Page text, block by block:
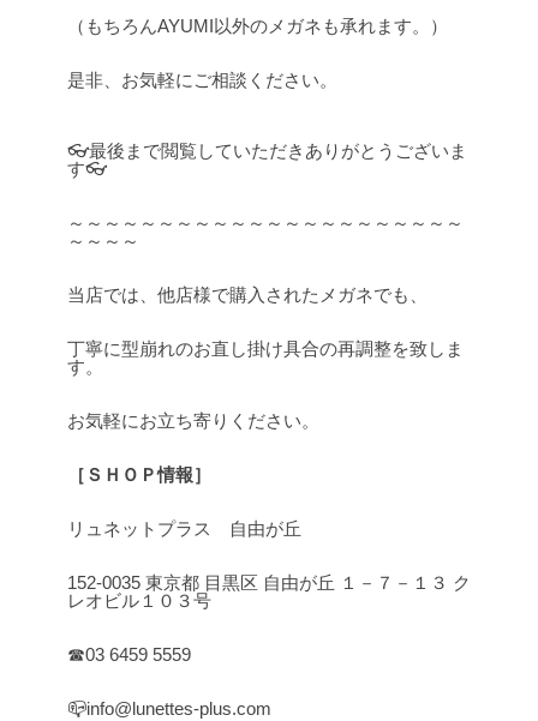
（もちろんAYUMI以外のメガネも承れます。）
是非、お気軽にご相談ください。
👓最後まで閲覧していただきありがとうございま
す👓
～～～～～～～～～～～～～～～～～～～～～～
～～～～
当店では、他店様で購入されたメガネでも、
丁寧に型崩れのお直し掛け具合の再調整を致しま
す。
お気軽にお立ち寄りください。
［ＳＨＯＰ情報］
リュネットプラス 自由が丘
152-0035 東京都 目黒区 自由が丘 １－７－１３ ク
レオビル１０３号
☎03 6459 5559
📪info@lunettes-plus.com